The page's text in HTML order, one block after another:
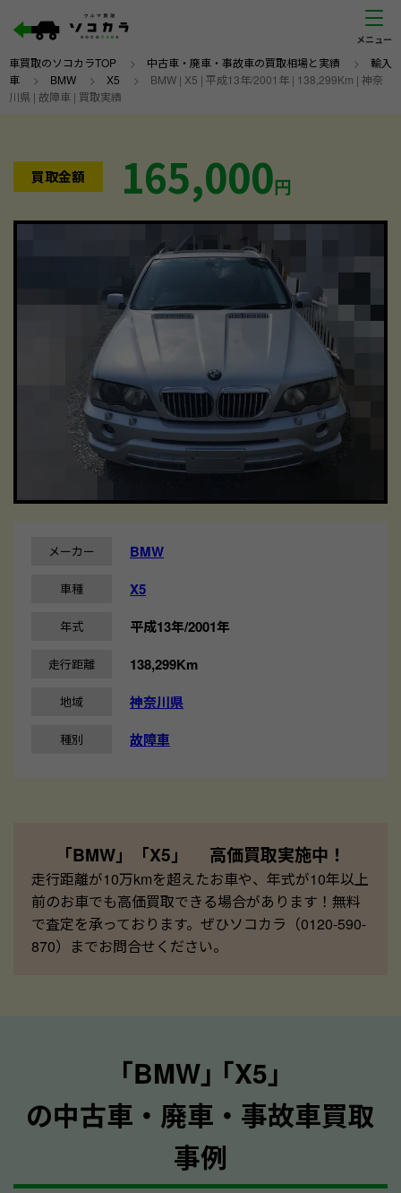
車買取のソコカラTOP > 中古車・廃車・事故車の買取相場と実績 > 輸入
車 > BMW > X5 > BMW | X5 | 平成13年/2001年 | 138,299Km | 神奈
川県 | 故障車 | 買取実績
買取金額 165,000円
メーカー BMW
車種 X5
年式 平成13年/2001年
走行距離 138,299Km
地域 神奈川県
種別 故障車
「BMW」「X5」 高価買取実施中！
走行距離が10万kmを超えたお車や、年式が10年以上
前のお車でも高価買取できる場合があります！無料
で査定を承っております。ぜひソコカラ（0120-590-
870）までお問合せください。
｢BMW｣ ｢X5｣
の中古車・廃車・事故車買取
事例